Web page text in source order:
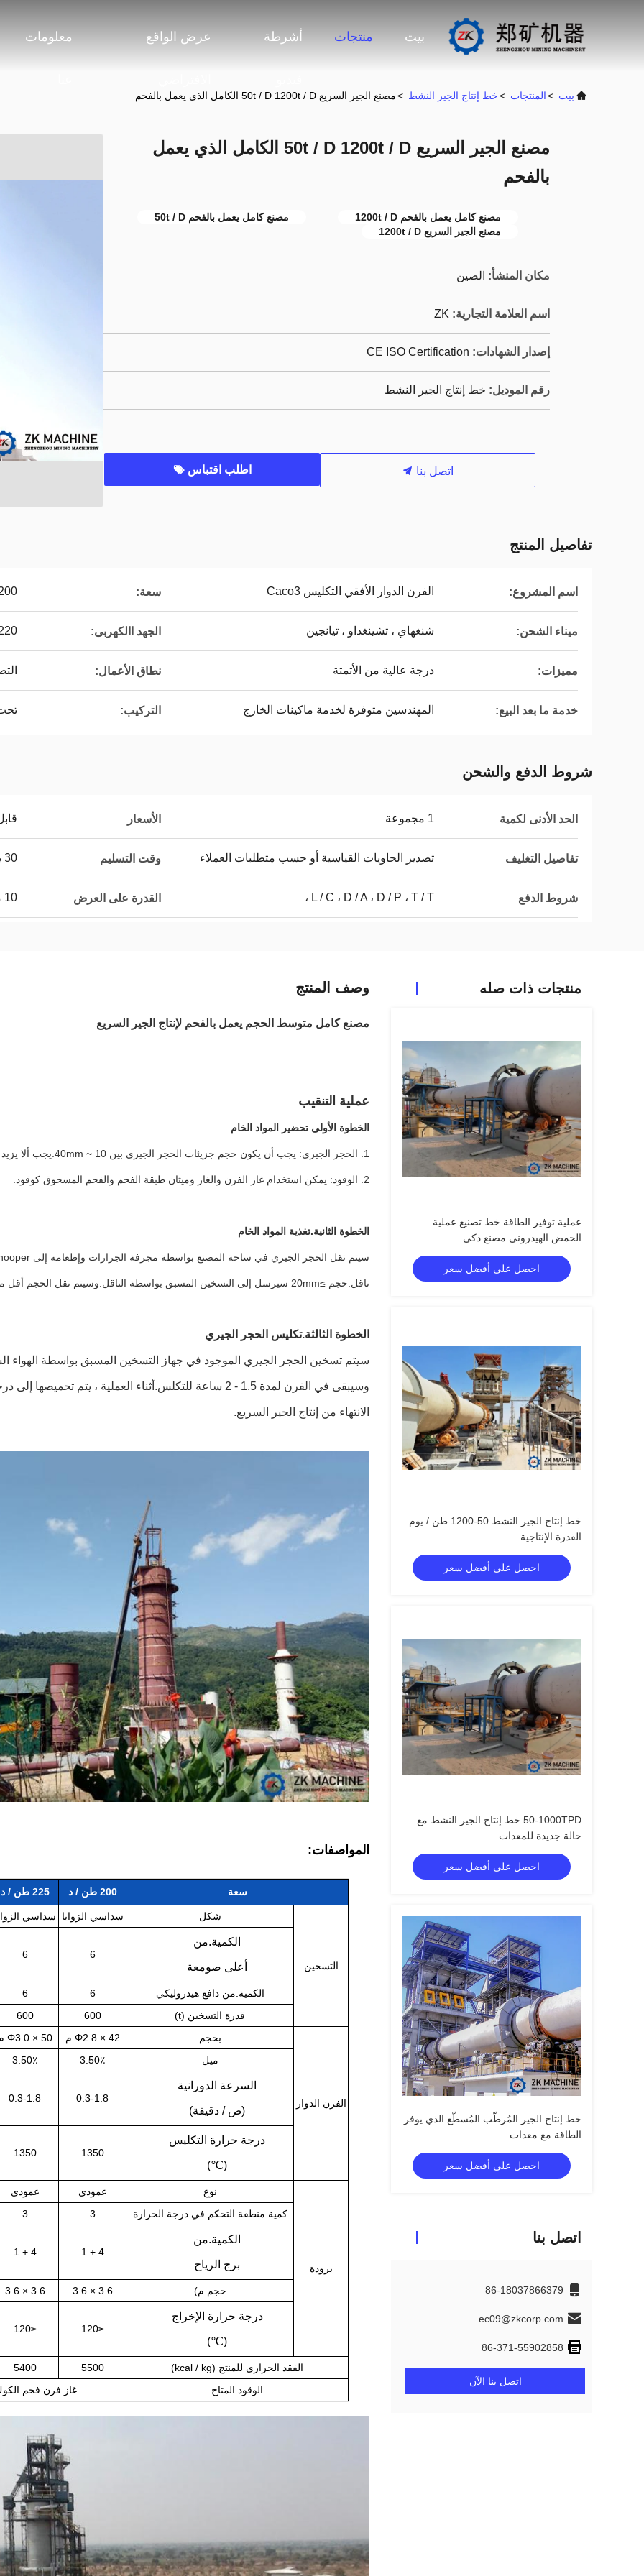
بيت منتجات أشرطة عرض الواقع معلومات
بيت >المنتجات >خط إنتاج الجير النشط >مصنع الجير السريع 50t / D 1200t / D الكامل الذي يعمل بالفحم
مصنع الجير السريع 50t / D 1200t / D الكامل الذي يعمل
بالفحم
مصنع كامل يعمل بالفحم 1200t / D
مصنع كامل يعمل بالفحم 50t / D
مصنع الجير السريع 1200t / D
مكان المنشأ: الصين
اسم العلامة التجارية: ZK
إصدار الشهادات: CE ISO Certification
رقم الموديل: خط إنتاج الجير النشط
اتصل بنا اطلب اقتباس
تفاصيل المنتج
اسم المشروع: الفرن الدوار الأفقي التكليس Caco3 سعة: 50-
ميناء الشحن: شنغهاي ، تشينغداو ، تيانجين الجهد االكهربى: 220 فولت / 380 فولت / 440
مميزات: درجة عالية من الأتمتة نطاق الأعمال:
خدمة ما بعد البيع: المهندسين متوفرة لخدمة ماكينات الخارج التركيب:
شروط الدفع والشحن
الحد الأدنى لكمية 1 مجموعة الأسعار
تفاصيل التغليف تصدير الحاويات القياسية أو حسب متطلبات العملاء وقت التسليم 30 يوما
شروط الدفع L / C ، D / A ، D / P ، T / T ، القدرة على العرض 10 مجموعة / مجموعات شهريا
منتجات ذات صله
عملية توفير الطاقة خط تصنيع عملية
الحمض الهيدروني مصنع ذكي
احصل على أفضل سعر
خط إنتاج الجير النشط 50-1200 طن / يوم
القدرة الإنتاجية
احصل على أفضل سعر
50-1000TPD خط إنتاج الجير النشط مع
حالة جديدة للمعدات
احصل على أفضل سعر
خط إنتاج الجير المُرطّب المُسطّع الذي يوفر
الطاقة مع معدات
احصل على أفضل سعر
اتصل بنا
86-18037866379
ec09@zkcorp.com
86-371-55902858
اتصل بنا الآن
وصف المنتج
مصنع كامل متوسط ​​الحجم يعمل بالفحم لإنتاج الجير السريع
عملية التنقيب
الخطوة الأولى تحضير المواد الخام
1. الحجر الجيري: يجب أن يكون حجم جزيئات الحجر الجيري بين 10 ~ 40mm.يجب ألا يزيد حجم الحجر الجيري عن 40 مم أو أقل من 10 مم عن 5٪.يجب أن يكون الحجم الأقصى أقل من 40 مم.
2. الوقود: يمكن استخدام غاز الفرن والغاز وميثان طبقة الفحم والفحم المسحوق كوقود.
الخطوة الثانية.تغذية المواد الخام
ناقل.حجم ≥20mm سيرسل إلى التسخين المسبق بواسطة الناقل.وسيتم نقل الحجم أقل من 20 مم.
الخطوة الثالثة.تكليس الحجر الجيري
سيتم تسخين الحجر الجيري الموجود في جهاز التسخين المسبق بواسطة الهواء
الانتهاء من إنتاج الجير السريع.
المواصفات:
سعة 200 طن / د 225 طن / د
التسخين
شكل سداسي الزوايا سداسي
الكمية.من
أعلى صومعة
6
6
الكمية.من دافع هيدروليكي 6
6
قدرة التسخين (t)
600
600
الفرن الدوار
بحجم Φ2.8 × 42 م Φ3.0 × 50 م
ميل
3.50٪ 3.50٪
السرعة الدورانية
(ص / دقيقة)
0.3-1.8
0.3-1.8
درجة حرارة التكليس
(℃)
1350
1350
برودة
نوع عمودي عمودي
كمية منطقة التحكم في درجة الحرارة
3
3
الكمية.من
برج الرياح
4 + 1
4 + 1
حجم م) 3.6 × 3.6
3.6 × 3.6
درجة حرارة الإخراج
(℃)
≤120
≤120
الفقد الحراري للمنتج (kcal / kg) 5500
5400
الوقود المتاح
غاز فرن فحم